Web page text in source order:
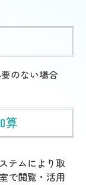
のない場合
算
テムにより取
で閲覧・活用